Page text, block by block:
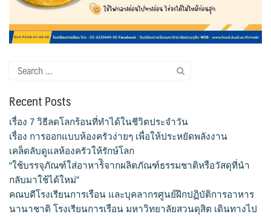
คู่มือนักศึกษา
จำนวนบุคลากรและนักศึกษาโรงเรียนการเรือน
ตารางเรียน
ทำเนียบคณบดี
ทิศทางการดำเนินงานของมหาวิทยาลัยสวนดุสิต
ทุนการศึกษา
นักศึกษา
Search
for:
Recent Posts
เรื่อง 7 วิธีลดโลกร้อนที่ทำได้ในชีวิตประจำวัน
เรื่อง การออกแบบห้องครัวง่ายๆ เพื่อให้ประหยัดพลังงาน
เคล็ดลับดูแลห้องครัวให้รักษ์โลก
“ใช้บรรจุภัณฑ์ใส่อาหาร้ิจากผลิตภัณฑ์ธรรมชาติหรือวัสดุที่นำ
กลับมาใช้ได้ใหม่”
คณบดีโรงเรียนการเรือน และบุคลากรศูนย์ฝึกปฏิบัติการอาหาร
นานาชาติ โรงเรียนการเรือน มหาวิทยาลัยสวนดุสิต เดินทางไป